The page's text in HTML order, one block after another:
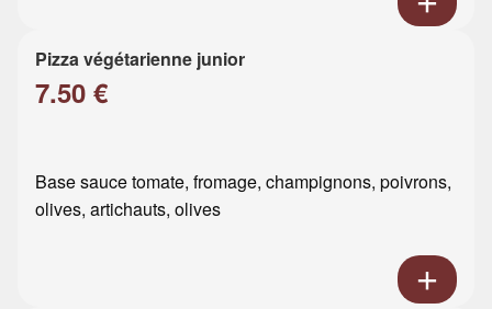
Pizza végétarienne junior
7.50 €
Base sauce tomate, fromage, champignons, poivrons,
olives, artichauts, olives